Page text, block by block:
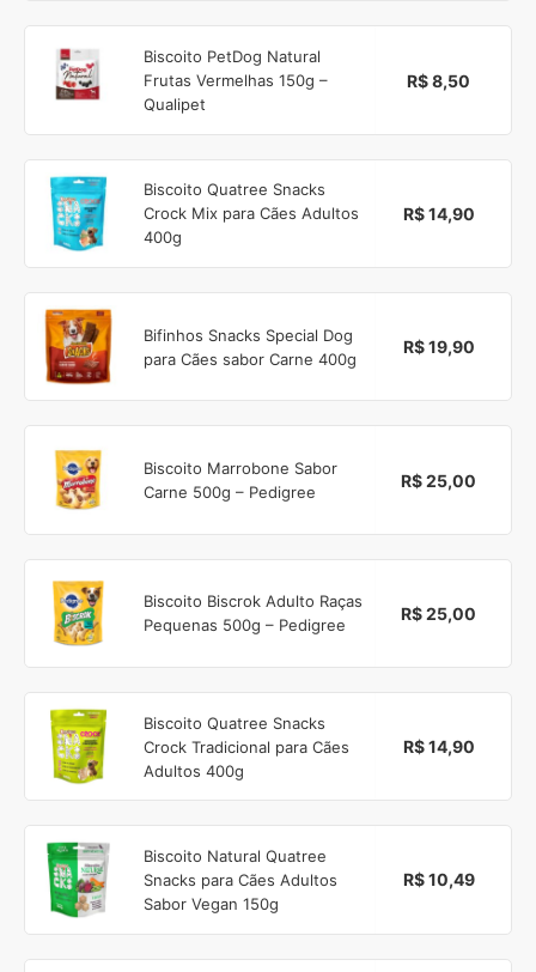
Biscoito PetDog Natural
Frutas Vermelhas 150g –
Qualipet
R$ 8,50
Biscoito Quatree Snacks
Crock Mix para Cães Adultos
400g
R$ 14,90
Bifinhos Snacks Special Dog
para Cães sabor Carne 400g
R$ 19,90
Biscoito Marrobone Sabor
Carne 500g – Pedigree
R$ 25,00
Biscoito Biscrok Adulto Raças
Pequenas 500g – Pedigree
R$ 25,00
Biscoito Quatree Snacks
Crock Tradicional para Cães
Adultos 400g
R$ 14,90
Biscoito Natural Quatree
Snacks para Cães Adultos
Sabor Vegan 150g
R$ 10,49